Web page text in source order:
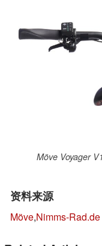
Möve Voyager
资料来源
Möve,Nimms-Rad.de